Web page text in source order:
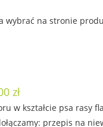
wybrać na stronie
zł
w kształcie psa
przepis na